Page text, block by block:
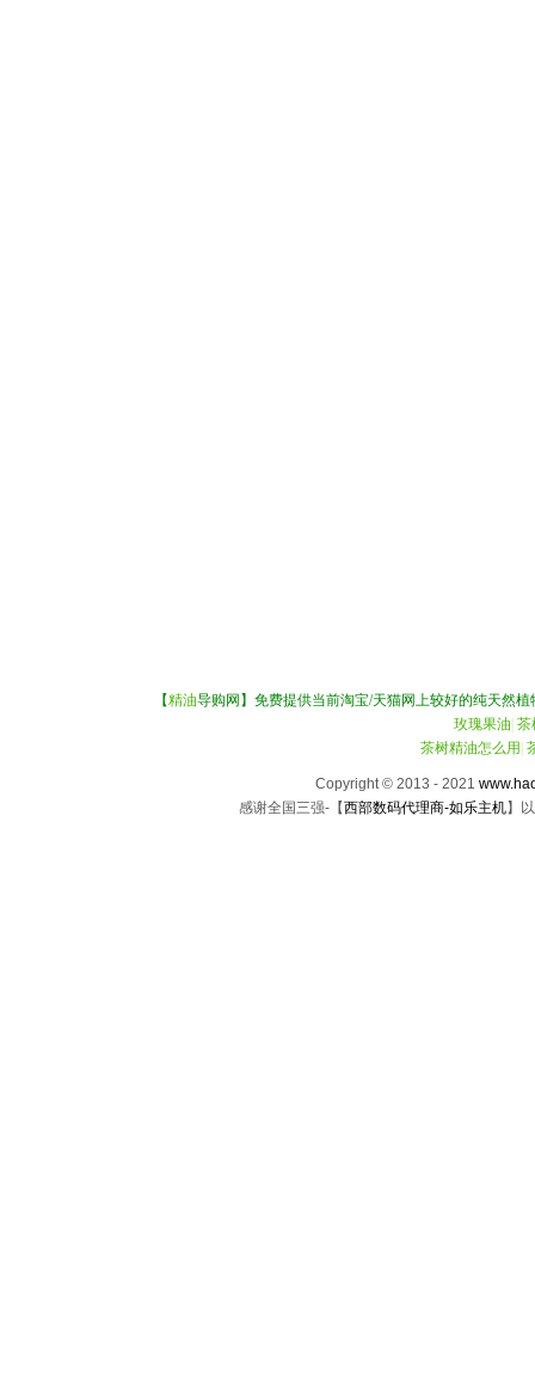
【精油导购网】免费提供当前淘宝/天猫网上较好的纯天然植
玫瑰果油 茶
茶树精油怎么用
Copyright © 2013 - 2021
感谢全国三强-【西部数码代理商-如乐主机】以